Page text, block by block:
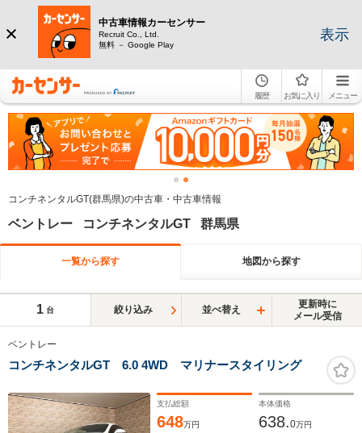
中古車情報カーセンサー
Recruit Co., Ltd.
無料 － Google Play
表示
履歴 お気に入り メニュー
コンチネンタルGT(群馬県)の中古車・中古車情報
ベントレー コンチネンタルGT 群馬県
一覧から探す 地図から探す
1 台 絞り込み 並べ替え
更新時に
メール受信
ベントレー
コンチネンタルGT 6.0 4WD マリナースタイリング
支払総額
648万円
本体価格
638.0万円